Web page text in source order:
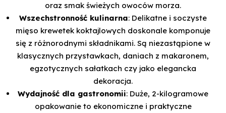
oraz smak świeżych owoców morza.
Wszechstronność kulinarna: Delikatne i soczyste
mięso krewetek koktajlowych doskonale komponuje
się z różnorodnymi składnikami. Są niezastąpione w
klasycznych przystawkach, daniach z makaronem,
egzotycznych sałatkach czy jako elegancka
dekoracja.
Wydajność dla gastronomii: Duże, 2-kilogramowe
opakowanie to ekonomiczne i praktyczne